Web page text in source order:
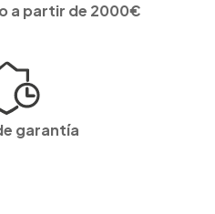
a partir de 2000€
garantía